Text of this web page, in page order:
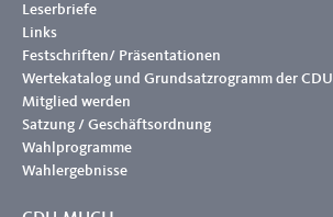
Leserbriefe
Links
Festschriften/ Präsentationen
Wertekatalog und Grundsatzrogramm der CDU
Mitglied werden
Satzung / Geschäftsordnung
Wahlprogramme
Wahlergebnisse